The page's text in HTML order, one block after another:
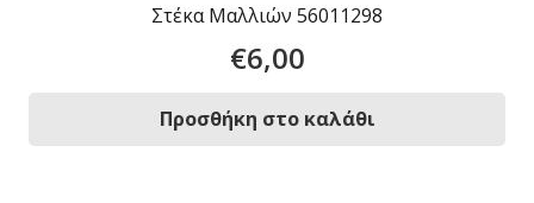
Στέκα Μαλλιών 56011298
€6,00
Προσθήκη στο καλάθι